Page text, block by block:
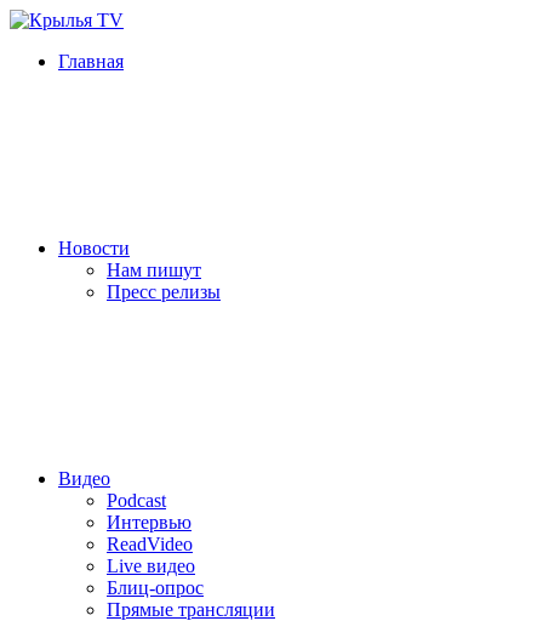
Главная
Новости
Нам пишут
Пресс релизы
Видео
Podcast
Интервью
ReadVideo
Live видео
Блиц-опрос
Прямые трансляции